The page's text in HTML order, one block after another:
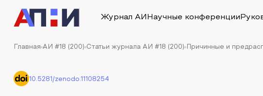
Журнал АИ Научные конференции
Главная АИ #18 (200) Статьи журнала АИ #18 (200) Причинные и
10.5281/zenodo.11108254